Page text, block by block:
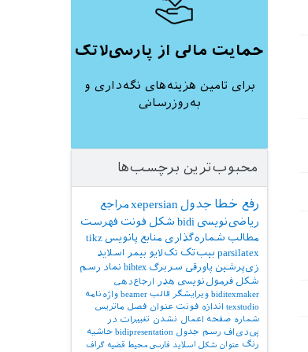
حمایت مالی از پارسی‌لاتک
برای تامین هزینه‌های نگه‌داری و
به‌روزرسانی
محبوب‌ترین برچسب‌ها
رفع خطا جدول xepersianمراجع
ریاضی‌نویسی bidi شکل فونت فهرست
مطالب شماره‌گذاری منابع پانویس tikz
parsilatex بیب‌تک تک‌لایو بیمر اسلاید
زی‌پرشین پاورقی سربرگ bibtex نماد رسم
شکل فرمول‌نویسی هدر
ارجاع‌دهی
biditexmaker ویرایشگر قالب beamer واژه‌نامه
texstudio اندازه فونت عنوان فصل ماتریس
شماره صفحه اعمال نشدن تغییرات در
پی‌دی‌اف رسم جدول bidipresentation حاشیه
رنگ عنوان شکل اسلاید فارسی محیط قضیه گراف